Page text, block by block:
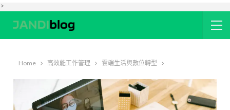
>
Home 高效能工作管理 雲端生活與數位轉型